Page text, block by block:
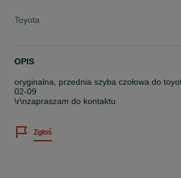
Toyota
OPIS
oryginalna, przednia szyba czołowa do
02-09
\r\nzapraszam do kontaktu
Zgłoś